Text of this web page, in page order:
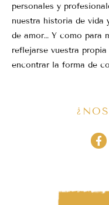
personales y
nuestra historia de vida
de amor… Y como para
reflejarse vuestra
encontrar la forma de